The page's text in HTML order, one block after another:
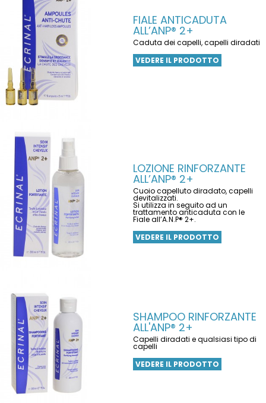
FIALE ANTICADUTA
ALL’ANP® 2+
Caduta dei capelli, capelli diradati
VEDERE IL PRODOTTO
LOZIONE RINFORZANTE
ALL’ANP® 2+
Cuoio capelluto diradato, capelli
devitalizzati.
Si utilizza in seguito ad un
trattamento anticaduta con le
Fiale all’A.N.P® 2+.
VEDERE IL PRODOTTO
SHAMPOO RINFORZANTE
ALL'ANP® 2+
Capelli diradati e qualsiasi tipo di
capelli
VEDERE IL PRODOTTO